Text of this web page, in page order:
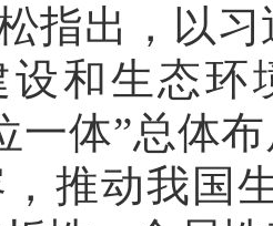
指出，以
设和生态环
一体”总体
推动我国